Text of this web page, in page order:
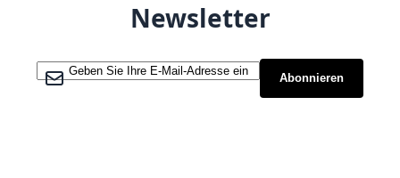
Newsletter
Melden Sie sich für unseren Newsletter an:
Abonnieren